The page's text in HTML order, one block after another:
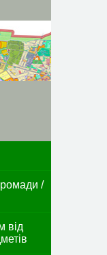
/
від